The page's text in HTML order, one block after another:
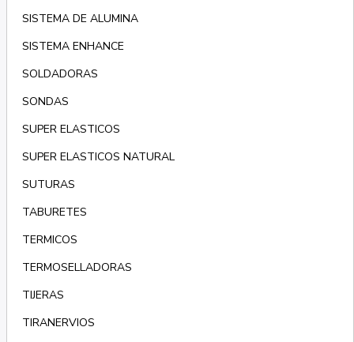
SISTEMA DE ALUMINA
SISTEMA ENHANCE
SOLDADORAS
SONDAS
SUPER ELASTICOS
SUPER ELASTICOS NATURAL
SUTURAS
TABURETES
TERMICOS
TERMOSELLADORAS
TIJERAS
TIRANERVIOS